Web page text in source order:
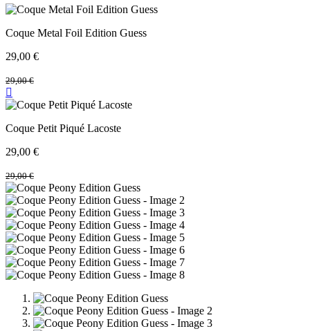
Coque Metal Foil Edition Guess
29,00 €
29,00€
Coque Petit Piqué Lacoste
29,00 €
29,00€